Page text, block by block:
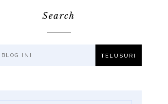
Search